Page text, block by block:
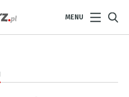
MENU